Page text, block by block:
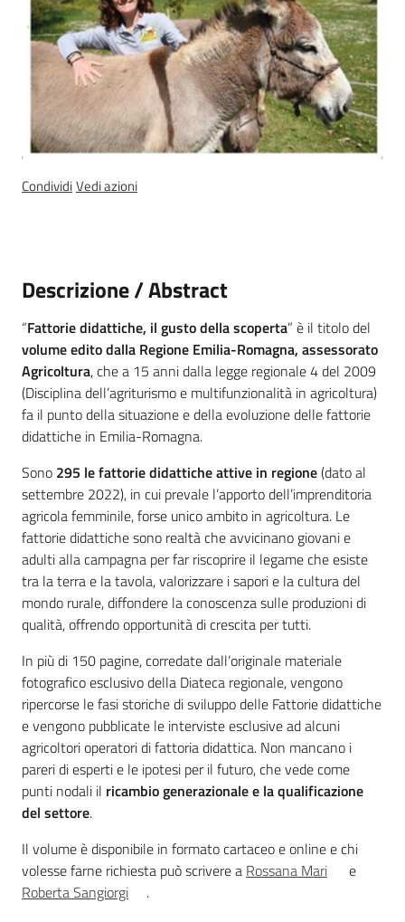
pesca
Argomenti
Novità
Servizi
Piani programmi
progetti
CondividiVedi azioni
Descrizione / Abstract
“Fattorie didattiche, il gusto della scoperta” è il titolo del
volume edito dalla Regione Emilia-Romagna, assessorato
Agricoltura, che a 15 anni dalla legge regionale 4 del 2009
(Disciplina dell’agriturismo e multifunzionalità in agricoltura)
fa il punto della situazione e della evoluzione delle fattorie
didattiche in Emilia-Romagna.
Sono 295 le fattorie didattiche attive in regione(dato al
settembre 2022), in cui prevale l’apporto dell’imprenditoria
agricola femminile, forse unico ambito in agricoltura. Le
fattorie didattiche sono realtà che avvicinano giovani e
adulti alla campagna per far riscoprire il legame che esiste
tra la terra e la tavola, valorizzare i sapori e la cultura del
mondo rurale, diffondere la conoscenza sulle produzioni di
qualità, offrendo opportunità di crescita per tutti.
In più di 150 pagine, corredate dall’originale materiale
fotografico esclusivo della Diateca regionale, vengono
ripercorse le fasi storiche di sviluppo delle Fattorie didattiche
e vengono pubblicate le interviste esclusive ad alcuni
agricoltori operatori di fattoria didattica. Non mancano i
pareri di esperti e le ipotesi per il futuro, che vede come
punti nodali il ricambio generazionale e la qualificazione
del settore.
Il volume è disponibile in formato cartaceo e online e chi
volesse farne richiesta può scrivere a Rossana Mari
e
Roberta Sangiorgi
.